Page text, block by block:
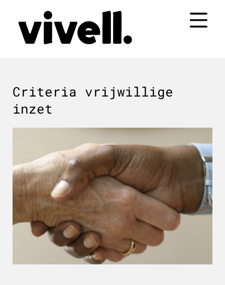
inhoud
springen
Criteria vrijwillige
inzet